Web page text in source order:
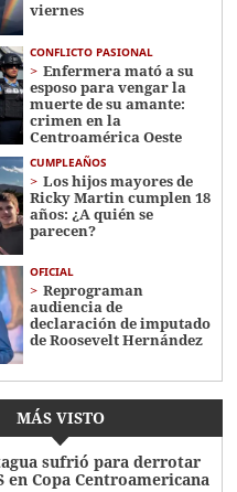
viernes
CONFLICTO PASIONAL
Enfermera mató a su
esposo para vengar la
muerte de su amante:
crimen en la
Centroamérica Oeste
CUMPLEAÑOS
Los hijos mayores de
Ricky Martin cumplen 18
años: ¿A quién se
parecen?
OFICIAL
Reprograman
audiencia de
declaración de imputado
de Roosevelt Hernández
MÁS VISTO
sufrió para derrotar
en Copa Centroamericana